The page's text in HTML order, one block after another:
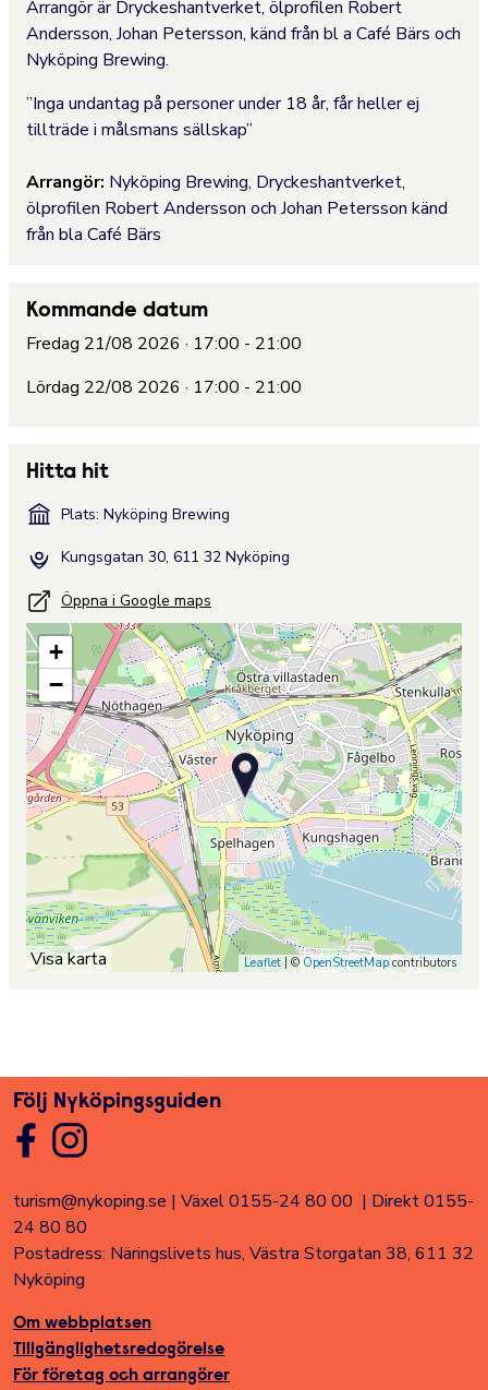
Arrangör är Dryckeshantverket, ölprofilen Robert
Andersson, Johan Petersson, känd från bl a Café Bärs och
Nyköping Brewing.
”Inga undantag på personer under 18 år, får heller ej
tillträde i målsmans sällskap”
Arrangör: Nyköping Brewing, Dryckeshantverket,
ölprofilen Robert Andersson och Johan Petersson känd
från bla Café Bärs
Kommande datum
Fredag 21/08 2026 · 17:00 - 21:00
Lördag 22/08 2026 · 17:00 - 21:00
Hitta hit
Plats: Nyköping Brewing
Kungsgatan 30, 611 32 Nyköping
Öppna i Google maps
+
−
Leaflet | © OpenStreetMapcontributors
Visa karta
Följ Nyköpingsguiden
turism@nykoping.se | Växel 0155-24 80 00 | Direkt 0155-
24 80 80
Postadress: Näringslivets hus, Västra Storgatan 38, 611 32
Nyköping
Om webbplatsen
Tillgänglighetsredogörelse
För företag och arrangörer